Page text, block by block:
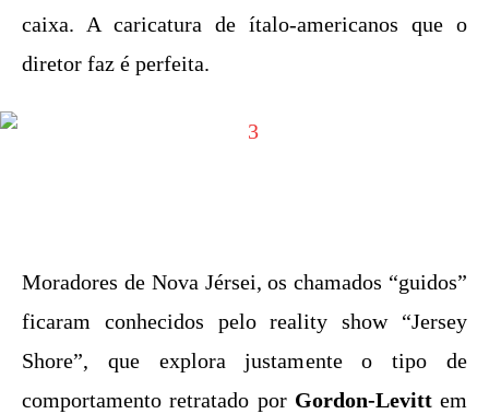
caixa. A caricatura de ítalo-americanos que o
diretor faz é perfeita.
Moradores de Nova Jérsei, os chamados “guidos”
ficaram conhecidos pelo reality show “Jersey
Shore”, que explora justamente o tipo de
comportamento retratado por Gordon-Levittem